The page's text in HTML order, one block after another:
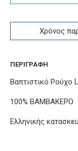
Χρόνος
ΠΕΡΙΓΡΑΦΉ
Βαπτιστικό Ρούχο
100% ΒΑΜΒΑΚΕΡΟ
Ελληνικής